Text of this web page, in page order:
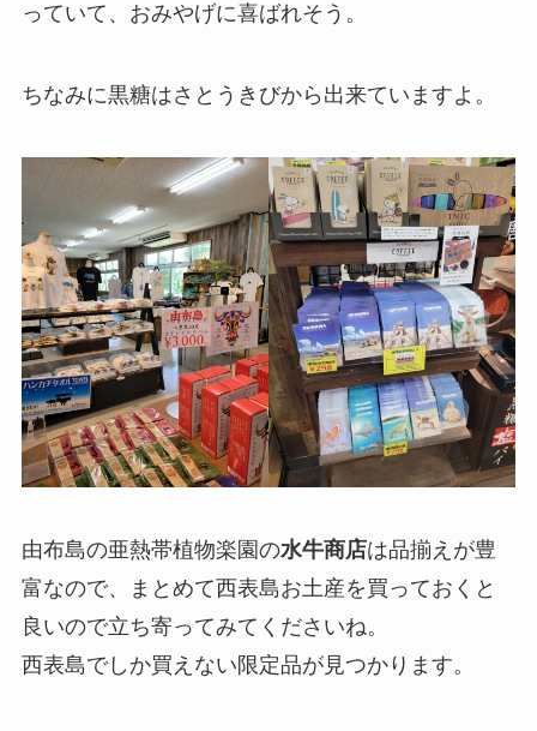
っていて、おみやげに喜ばれそう。
ちなみに黒糖はさとうきびから出来ていますよ。
由布島の亜熱帯植物楽園の水牛商店は品揃えが豊
富なので、まとめて西表島お土産を買っておくと
良いので立ち寄ってみてくださいね。
西表島でしか買えない限定品が見つかります。